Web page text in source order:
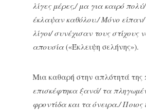
λίγες μέρες,/ μα για καιρό
έκλαψαν καθόλου./ Μόνο
λίγοι/ συνέχισαν τους στίχους
απουσία(«Έκλειψη σελήνης»).
Μια καθαρή στην απλότητά της
επισκέφτηκα ξανά/ τα
φροντίδα και τα όνειρα./